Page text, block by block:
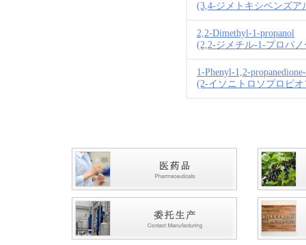
(3,4-ジメトキシベンズア
2,2-Dimethyl-1-propanol
(2,2-ジメチル-1-プロパ
1-Phenyl-1,2-
(2-イソニトロソプロピ